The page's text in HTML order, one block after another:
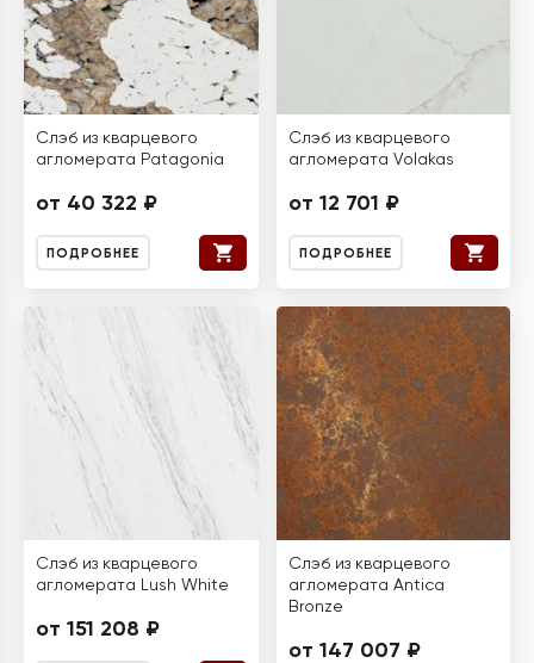
Слэб из кварцевого
агломерата Patagonia
от 40 322 ₽
ПОДРОБНЕЕ
Слэб из кварцевого
агломерата Volakas
от 12 701 ₽
ПОДРОБНЕЕ
Слэб из кварцевого
агломерата Lush White
от 151 208 ₽
Слэб из кварцевого
агломерата Antica
Bronze
от 147 007 ₽